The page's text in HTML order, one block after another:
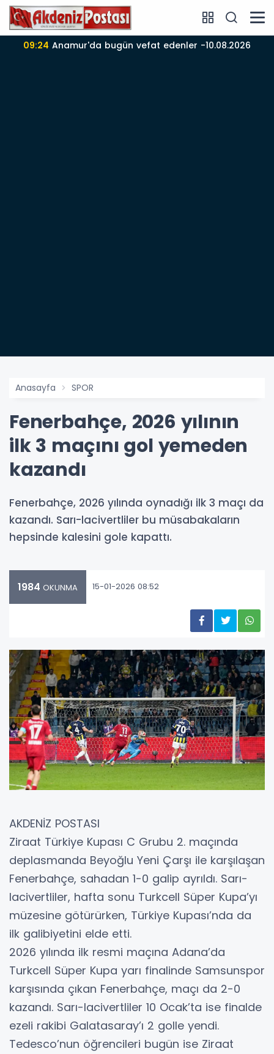
09:22 Anamur’da 10-08-2026 nöbetçi Eczane
Anasayfa SPOR
Fenerbahçe, 2026 yılının
ilk 3 maçını gol yemeden
kazandı
Fenerbahçe, 2026 yılında oynadığı ilk 3 maçı da
kazandı. Sarı-lacivertliler bu müsabakaların
hepsinde kalesini gole kapattı.
1984 OKUNMA 15-01-2026 08:52
AKDENİZ POSTASI
Ziraat Türkiye Kupası C Grubu 2. maçında
deplasmanda Beyoğlu Yeni Çarşı ile karşılaşan
Fenerbahçe, sahadan 1-0 galip ayrıldı. Sarı-
lacivertliler, hafta sonu Turkcell Süper Kupa’yı
müzesine götürürken, Türkiye Kupası’nda da
ilk galibiyetini elde etti.
2026 yılında ilk resmi maçına Adana’da
Turkcell Süper Kupa yarı finalinde Samsunspor
karşısında çıkan Fenerbahçe, maçı da 2-0
kazandı. Sarı-lacivertliler 10 Ocak’ta ise finalde
ezeli rakibi Galatasaray’ı 2 golle yendi.
Tedesco’nun öğrencileri bugün ise Ziraat